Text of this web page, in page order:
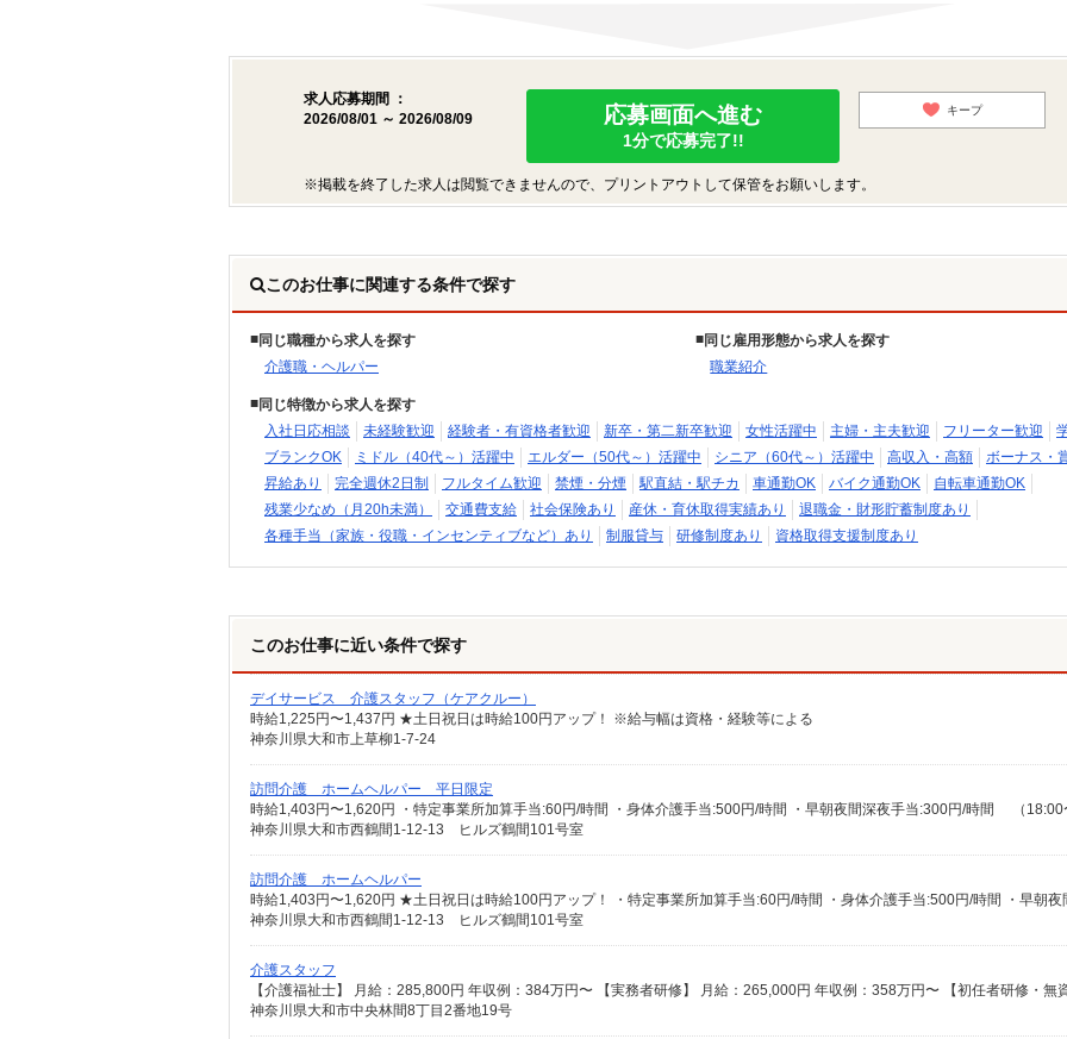
求人応募期間 ：
2026/08/01 ～ 2026/08/09
応募画面へ進む
1分で応募完了!!
キープ
※掲載を終了した求人は閲覧できませんので、プリントアウトして保管をお願いします。
このお仕事に関連する条件で探す
同じ職種から求人を探す
介護職・ヘルパー
同じ雇用形態から求人を探す
職業紹介
同じ特徴から求人を探す
入社日応相談
未経験歓迎 経験者・有資格者歓迎 新卒・第二新卒歓迎 女性活躍中 主婦・主夫歓迎 フリーター歓迎
ブランクOK
ミドル（40代～）活躍中 エルダー（50代～）活躍中 シニア（60代～）活躍中 高収入・高額
ボーナス・
昇給あり
完全週休2日制 フルタイム歓迎 禁煙・分煙 駅直結・駅チカ 車通勤OK バイク通勤OK
自転車通勤OK
残業少なめ（月20h未満）
交通費支給 社会保険あり 産休・育休取得実績あり
退職金・財形貯蓄制度あり
各種手当（家族・役職・インセンティブなど）あり
制服貸与 研修制度あり 資格取得支援制度あり
このお仕事に近い条件で探す
デイサービス 介護スタッフ（ケアクルー）
時給1,225円〜1,437円 ★土日祝日は時給100円アップ！ ※給与幅は資格・経験等による
神奈川県大和市上草柳1-7-24
訪問介護 ホームヘルパー 平日限定
神奈川県大和市西鶴間1-12-13 ヒルズ鶴間101号室
訪問介護 ホームヘルパー
神奈川県大和市西鶴間1-12-13 ヒルズ鶴間101号室
介護スタッフ
神奈川県大和市中央林間8丁目2番地19号